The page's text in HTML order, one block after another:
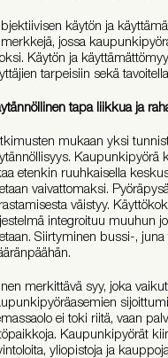
käytön ja
jossa
Käytön ja
tarpeisiin sekä
tapa liikkua ja
mukaan yksi
Kaupunkipyörä
etenkin ruuhkaisella
vaivattomaksi.
väistyy.
integroituu muuhun
Siirtyminen bussi-,
merkittävä syy, joka
ei toki riitä, vaan
Kaupunkipyörät
yliopistoja ja